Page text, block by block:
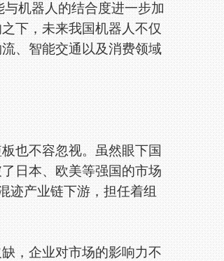
机器人的结合度进一步加
下，未来我国机器人不仅
、智能交通以及消费领域
也不容忽视。虽然眼下国
日本、欧美等强国的市场
迹产业链下游，担任着组
，企业对市场的影响力不